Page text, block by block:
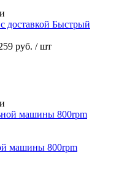
Быстрый
руб. / шт
машины 800rpm